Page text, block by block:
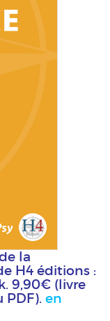
la
H4 éditions :
9,90€ (livre
en